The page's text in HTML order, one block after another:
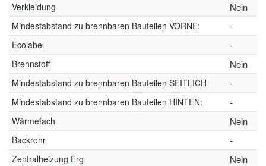
Verkleidung Nein
Mindestabstand zu brennbaren Bauteilen VORNE: -
Ecolabel -
Brennstoff Nein
Mindestabstand zu brennbaren Bauteilen SEITLICH -
Mindestabstand zu brennbaren Bauteilen HINTEN: -
Wärmefach Nein
Backrohr -
Zentralheizung Erg Nein